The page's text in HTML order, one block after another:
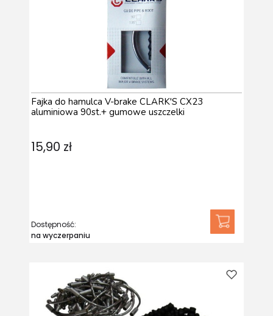
Fajka do hamulca V-brake CLARK'S CX23
aluminiowa 90st.+ gumowe uszczelki
15,90 zł
Dostępność:
na wyczerpaniu